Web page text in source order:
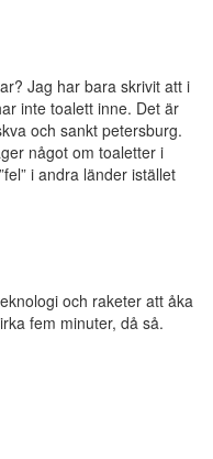
Jag har bara skrivit att i
inte toalett inne. Det är
och sankt petersburg.
något om toaletter i
i andra länder istället
och raketer att åka
fem minuter, då så.